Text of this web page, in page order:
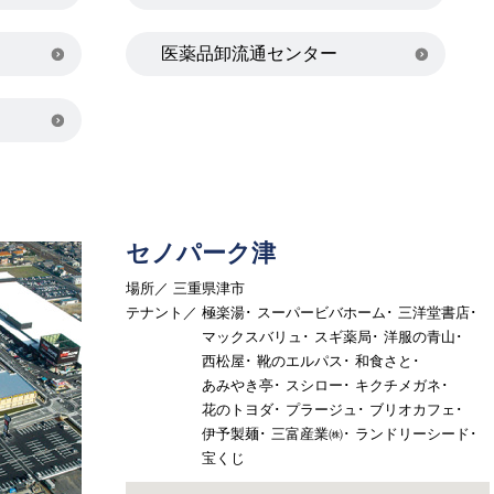
医薬品卸流通センター
セノパーク津
場所
三重県津市
テナント
極楽湯 スーパービバホーム
三洋堂書店
マックスバリュ
スギ薬局
洋服の青山
西松屋
靴のエルパス
和食さと
あみやき亭
スシロー
キクチメガネ
花のトヨダ
プラージュ
ブリオカフェ
伊予製麺
三富産業㈱
ランドリーシード
宝くじ